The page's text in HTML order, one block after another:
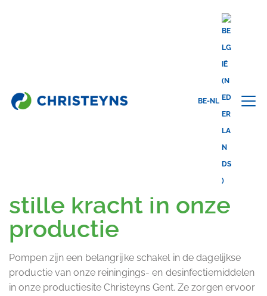
BE-NL
Share this
Pomptechnologie als
stille kracht in onze
productie
Pompen zijn een belangrijke schakel in de dagelijkse
productie van onze reiningings- en desinfectiemiddelen
in onze productiesite Christeyns Gent. Ze zorgen ervoor